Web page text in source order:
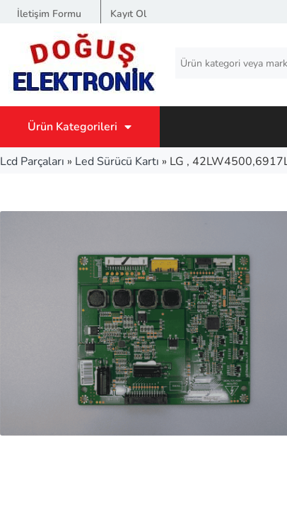
İletişim Formu Kayıt Ol
Ürün Kategorileri
Lcd Parçaları » Led Sürücü Kartı » LG ,